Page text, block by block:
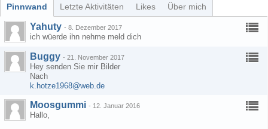
Pinnwand Letzte Aktivitäten Likes Über mich
Yahuty - 8. Dezember 2017
ich wüerde ihn nehme meld dich
Buggy - 21. November 2017
Hey senden Sie mir Bilder
Nach
k.hotze1968@web.de
Moosgummi - 12. Januar 2016
Hallo,